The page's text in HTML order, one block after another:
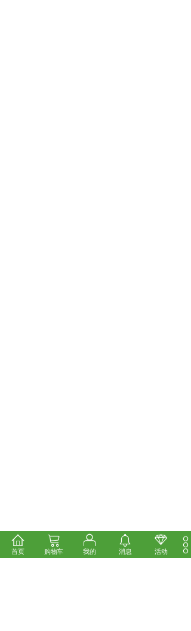
首页 购物车 我的 消息 活动